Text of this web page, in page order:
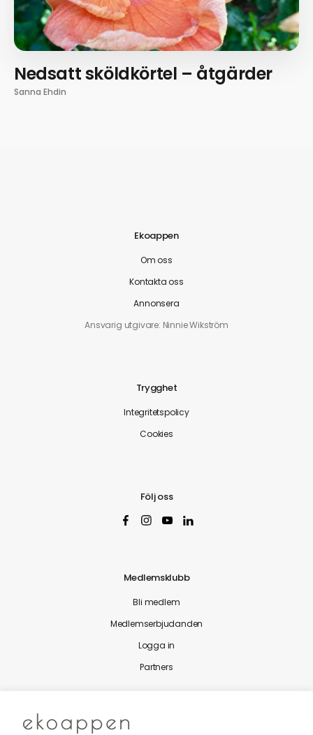
Nedsatt sköldkörtel – åtgärder
Sanna Ehdin
Ekoappen
Om oss
Kontakta oss
Annonsera
Ansvarig utgivare: Ninnie Wikström
Trygghet
Integritetspolicy
Cookies
Följ oss
Medlemsklubb
Bli medlem
Medlemserbjudanden
Logga in
Partners
Nytt från Ekoappen